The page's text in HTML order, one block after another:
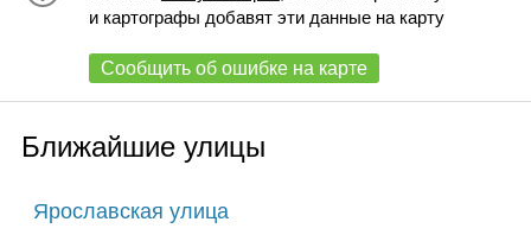
и картографы добавят эти данные на карту
Сообщить об ошибке на карте
Ближайшие улицы
Ярославская улица